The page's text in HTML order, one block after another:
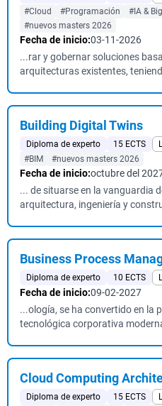
#Cloud
#Programación #IA &
#nuevos masters 2026
Fecha de inicio:03-11-2026
...rar y gobernar soluciones
arquitecturas existentes,
Building Digital Twins
Diploma de experto 15 ECTS
#BIM
#nuevos masters 2026
Fecha de inicio:octubre del
... de situarse en la vanguardia
arquitectura, ingeniería y
Business Process
Diploma de experto 10 ECTS
Fecha de inicio:09-02-2027
...ología, se ha convertido en la
tecnológica corporativa
Cloud Computing
Diploma de experto 15 ECTS